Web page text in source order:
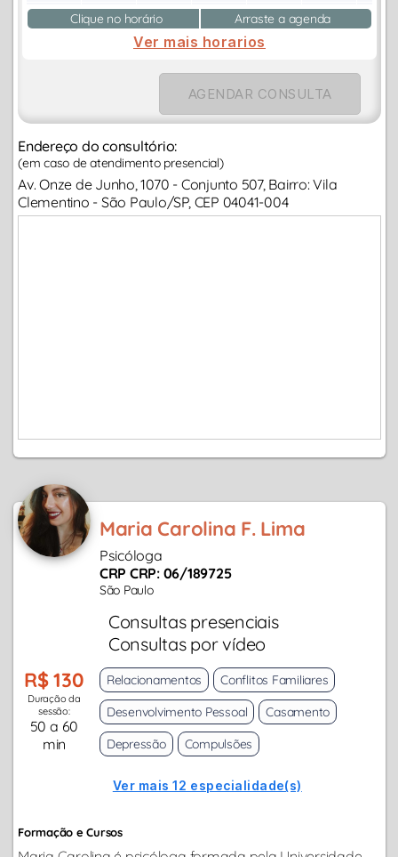
Clique no horário Arraste a agenda
Ver mais horarios
AGENDAR CONSULTA
Endereço do consultório:
(em caso de atendimento presencial)
Av. Onze de Junho, 1070 - Conjunto 507, Bairro: Vila
Clementino - São Paulo/SP, CEP 04041-004
Maria Carolina F. Lima
Psicóloga
CRP CRP: 06/189725
São Paulo
Consultas presenciais
Consultas por vídeo
R$ 130
Duração da
sessão:
50 a 60
min
Relacionamentos
Conflitos Familiares
Desenvolvimento Pessoal
Casamento
Depressão
Compulsões
Ver mais 12 especialidade(s)
Formação e Cursos